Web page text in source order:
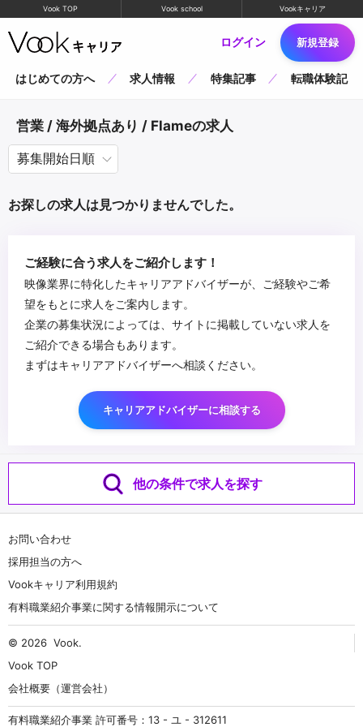
Vook TOP Vook school Vookキャリア
ログイン 新規登録
はじめての方へ 求人情報 特集記事 転職体験記
営業 / 海外拠点あり / Flameの求人
お探しの求人は見つかりませんでした。
ご経験に合う求人をご紹介します！
映像業界に特化したキャリアアドバイザーが、ご経験やご希
望をもとに求人をご案内します。
企業の募集状況によっては、サイトに掲載していない求人を
ご紹介できる場合もあります。
まずはキャリアアドバイザーへ相談ください。
キャリアアドバイザーに相談する
他の条件で求人を探す
お問い合わせ
採用担当の方へ
Vookキャリア利用規約
有料職業紹介事業に関する情報開示について
© 2026 Vook.
Vook TOP
会社概要（運営会社）
有料職業紹介事業 許可番号：13 - ユ - 312611